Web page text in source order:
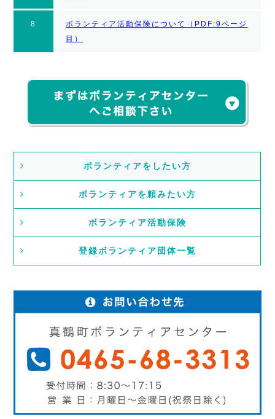
8
ボランティア活動保険について（PDF:9ページ
目）
ボランティアをしたい方
ボランティアを頼みたい方
ボランティア活動保険
登録ボランティア団体一覧